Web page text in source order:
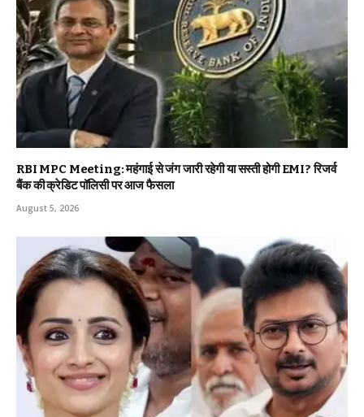
RBI MPC Meeting: महंगाई से जंग जारी रहेगी या सस्ती होगी EMI? रिजर्व
बैंक की क्रेडिट पॉलिसी पर आज फैसला
August 5, 2026